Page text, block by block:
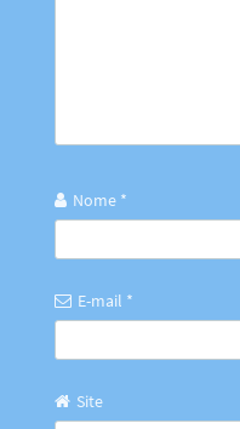
Nome *
E-mail *
Site